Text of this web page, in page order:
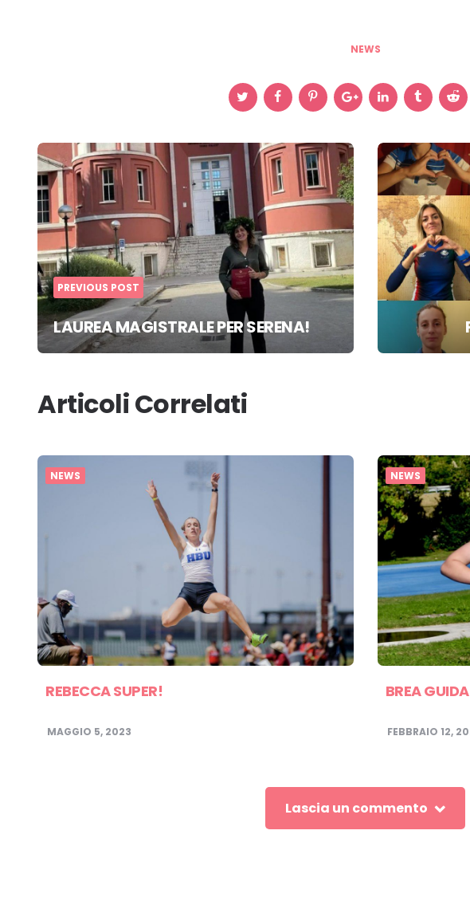
NEWS
Post
navigation
PREVIOUS POST
LAUREA MAGISTRALE PER SERENA!
Articoli Correlati
NEWS
REBECCA SUPER!
MAGGIO 5, 2023
NEWS
BREA
FEBBRAIO 12,
Lascia un commento